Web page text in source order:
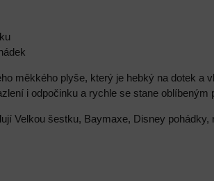
měkkého plyše, který je hebký na dotek a
i odpočinku a rychle se stane
Velkou šestku, Baymaxe, Disney